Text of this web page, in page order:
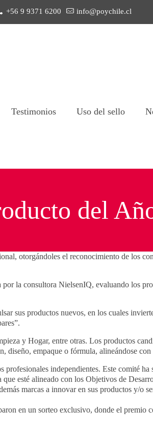
+56 9 9371 6200 info@poychile.cl
Testimonios Uso del sello
del
otorgándoles el reconocimiento de los
la consultora NielsenIQ, evaluando los
sus productos nuevos, en los cuales
y Hogar, entre otras. Los productos
empaque o fórmula, alineándose
independientes. Este comité
esté alineado con los Objetivos de
marcas a innovar en sus productos y/o
en un sorteo exclusivo, donde el premio